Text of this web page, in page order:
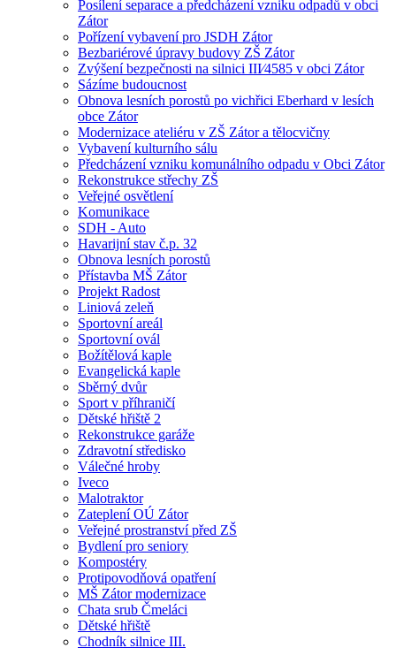
Posílení separace a předcházení vzniku odpadů v obci
Zátor
Pořízení vybavení pro JSDH Zátor
Bezbariérové úpravy budovy ZŠ Zátor
Zvýšení bezpečnosti na silnici III⁄4585 v obci Zátor
Sázíme budoucnost
Obnova lesních porostů po vichřici Eberhard v lesích
obce Zátor
Modernizace ateliéru v ZŠ Zátor a tělocvičny
Vybavení kulturního sálu
Předcházení vzniku komunálního odpadu v Obci Zátor
Rekonstrukce střechy ZŠ
Veřejné osvětlení
Komunikace
SDH - Auto
Havarijní stav č.p. 32
Obnova lesních porostů
Přístavba MŠ Zátor
Projekt Radost
Liniová zeleň
Sportovní areál
Sportovní ovál
Božítělová kaple
Evangelická kaple
Sběrný dvůr
Sport v příhraničí
Dětské hřiště 2
Rekonstrukce garáže
Zdravotní středisko
Válečné hroby
Iveco
Malotraktor
Zateplení OÚ Zátor
Veřejné prostranství před ZŠ
Bydlení pro seniory
Kompostéry
Protipovodňová opatření
MŠ Zátor modernizace
Chata srub Čmeláci
Dětské hřiště
Chodník silnice III.